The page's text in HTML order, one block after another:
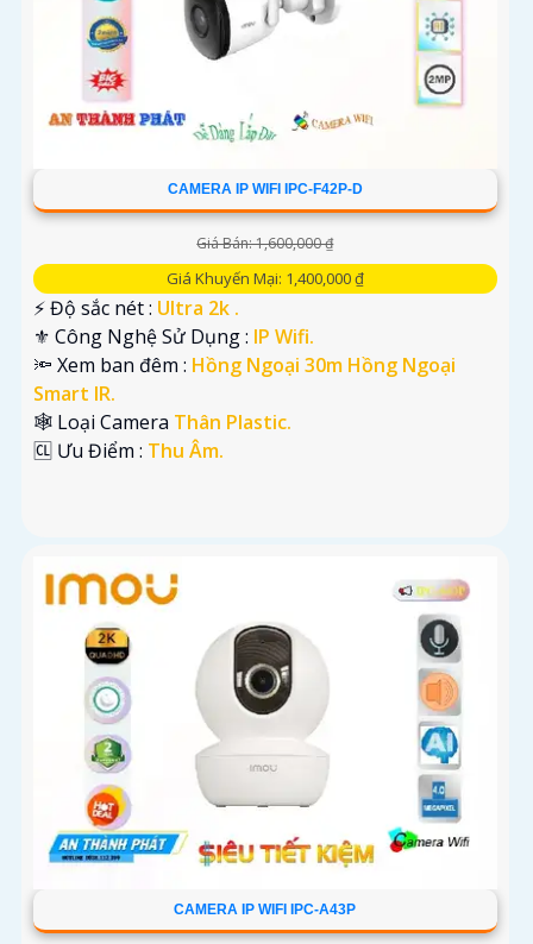
CAMERA IP WIFI IPC-F42P-D
Giá Bán: 1,600,000 ₫
Giá Khuyến Mại: 1,400,000 ₫
️⚡ Độ sắc nét : Ultra 2k .
⚜️ Công Nghệ Sử Dụng : IP Wifi.
🔦 Xem ban đêm : Hồng Ngoại 30m Hồng Ngoại
Smart IR.
🕸️ Loại Camera Thân Plastic.
️🆑 Ưu Điểm : Thu Âm.
CAMERA IP WIFI IPC-A43P